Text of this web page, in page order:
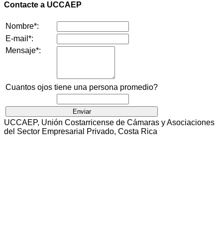
Contacte a UCCAEP
Nombre*:
E-mail*:
Mensaje*:
Cuantos ojos tiene una persona promedio?
UCCAEP, Unión Costarricense de Cámaras y Asociaciones
del Sector Empresarial Privado, Costa Rica